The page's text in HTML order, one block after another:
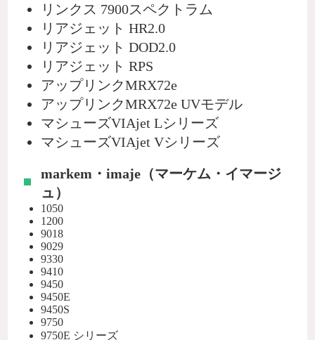
リンクス 7900スペクトラム
リアジェット HR2.0
リアジェット DOD2.0
リアジェット RPS
アップリンクMRX72e
アップリンクMRX72e UVモデル
マシューズVIAjet Lシリーズ
マシューズVIAjet Vシリーズ
markem・imaje（マーケム・イマージ
ュ）
1050
1200
9018
9029
9330
9410
9450
9450E
9450S
9750
9750E シリーズ